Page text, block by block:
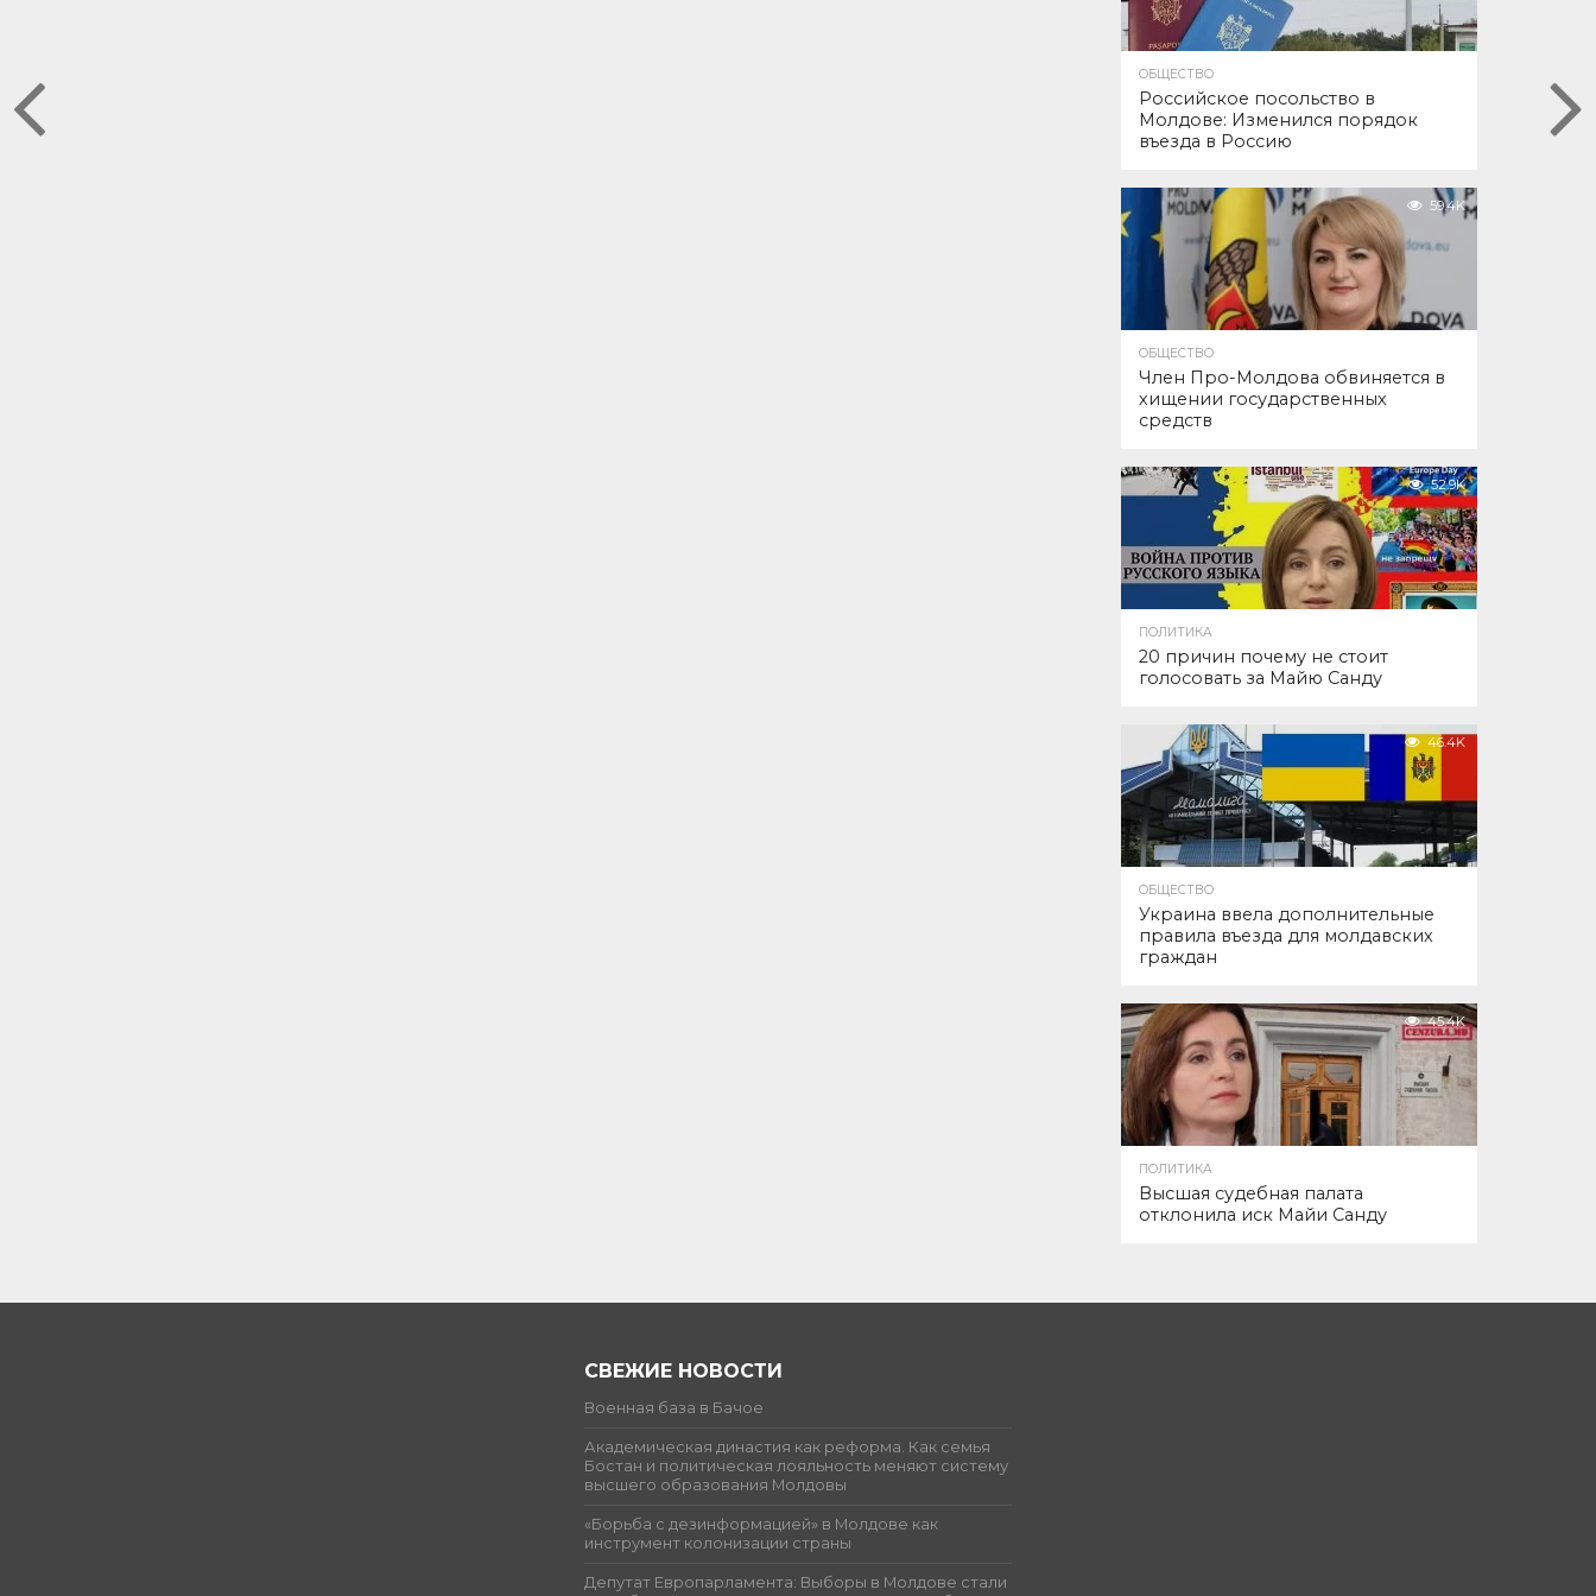
ОБЩЕСТВО
Российское посольство в
Молдове: Изменился порядок
въезда в Россию
59.4K
ОБЩЕСТВО
Член Про-Молдова обвиняется в
хищении государственных
средств
52.9K
ПОЛИТИКА
20 причин почему не стоит
голосовать за Майю Санду
46.4K
ОБЩЕСТВО
Украина ввела дополнительные
правила въезда для молдавских
граждан
45.4K
ПОЛИТИКА
Высшая судебная палата
отклонила иск Майи Санду
СВЕЖИЕ НОВОСТИ
Военная база в Бачое
Академическая династия как реформа. Как семья
Бостан и политическая лояльность меняют систему
высшего образования Молдовы
«Борьба с дезинформацией» в Молдове как
инструмент колонизации страны
Депутат Европарламента: Выборы в Молдове стали